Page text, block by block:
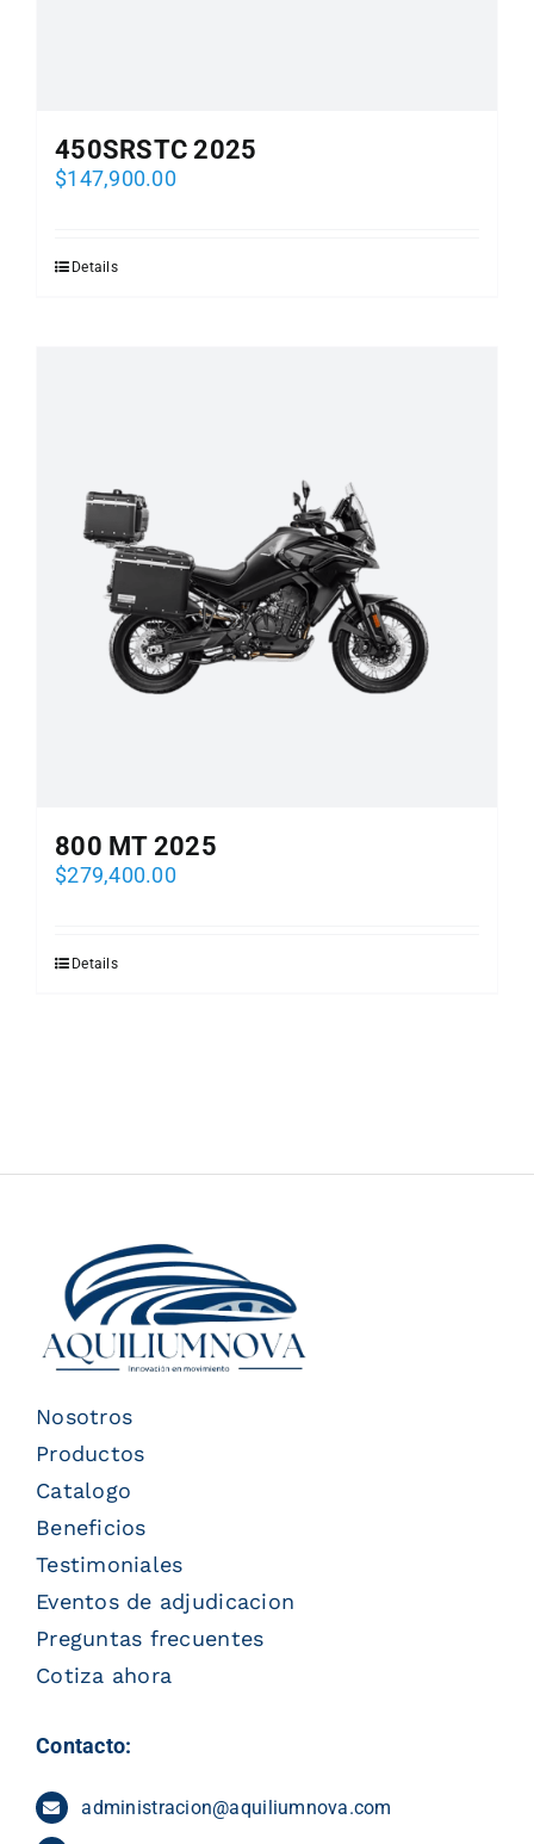
450SRSTC 2025
$147,900.00
Details
800 MT 2025
$279,400.00
Details
Nosotros
Productos
Catalogo
Beneficios
Testimoniales
Eventos de adjudicacion
Preguntas frecuentes
Cotiza ahora
Contacto:
administracion@aquiliumnova.com